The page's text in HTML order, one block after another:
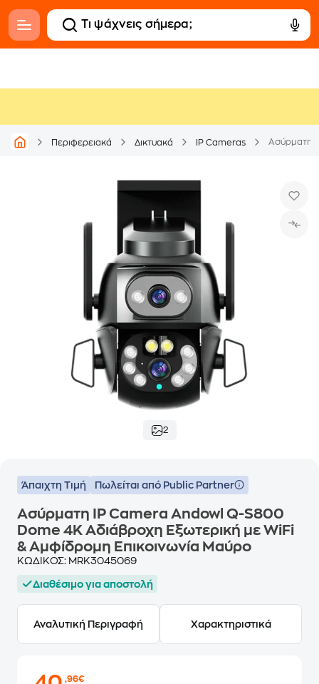
Περιφερειακά Δικτυακά IP Cameras
2
Άπαιχτη Τιμή Πωλείται από Public Partner
Ασύρματη IP Camera Andowl Q-S800
Dome 4K Αδιάβροχη Εξωτερική με WiFi
& Αμφίδρομη Επικοινωνία Μαύρο
ΚΩΔΙΚΟΣ: MRK3045069
Διαθέσιμο για αποστολή
Αναλυτική Περιγραφή Χαρακτηριστικά
,96€